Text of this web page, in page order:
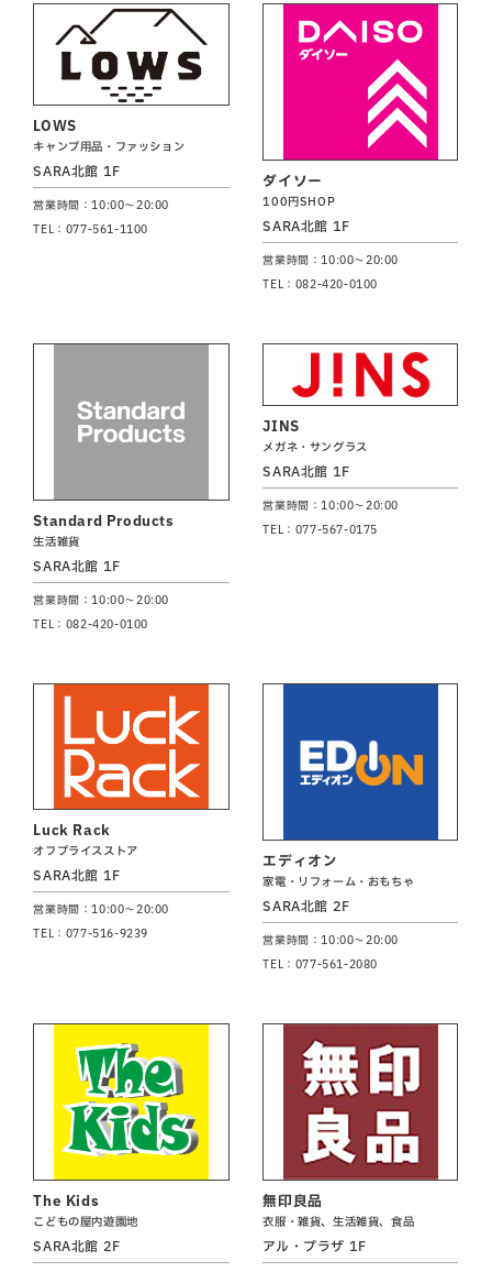
LOWS
キャンプ用品・ファッション
SARA北館 1F
営業時間：10:00～20:00
TEL：077-561-1100
ダイソー
100円SHOP
SARA北館 1F
営業時間：10:00～20:00
TEL：082-420-0100
Standard Products
生活雑貨
SARA北館 1F
営業時間：10:00～20:00
TEL：082-420-0100
JINS
メガネ・サングラス
SARA北館 1F
営業時間：10:00～20:00
TEL：077-567-0175
Luck Rack
オフプライスストア
SARA北館 1F
営業時間：10:00～20:00
TEL：077-516-9239
エディオン
家電・リフォーム・おもちゃ
SARA北館 2F
営業時間：10:00～20:00
TEL：077-561-2080
The Kids
こどもの屋内遊園地
SARA北館 2F
無印良品
衣服・雑貨、生活雑貨、食品
アル・プラザ 1F